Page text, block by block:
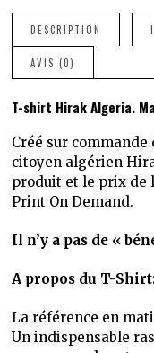
Madania
Machi
3askaria
DESCRIPTION
AVIS (0)
T-shirt Hirak Algeria.
Créé sur
citoyen algérien
produit et le prix de
Print On Demand.
Il n’y a pas de «
A propos du T-
La référence en
Un indispensable